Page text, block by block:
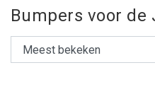
Bumpers voor de